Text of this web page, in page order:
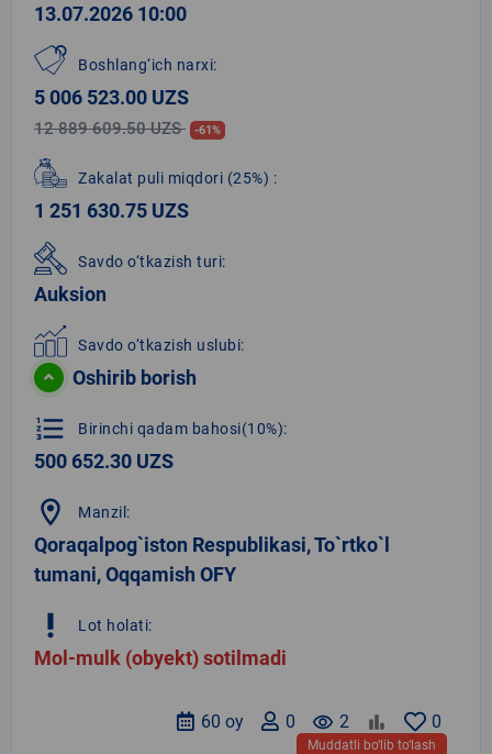
13.07.2026 10:00
Boshlang‘ich narxi:
5 006 523.00 UZS
12 889 609.50 UZS -61%
Zakalat puli miqdori (25%) :
1 251 630.75 UZS
Savdo o‘tkazish turi:
Auksion
Savdo o‘tkazish uslubi:
Oshirib borish
format_list_numbered Birinchi qadam bahosi(10%):
500 652.30 UZS
location_on Manzil:
Qoraqalpog`iston Respublikasi, To`rtko`l
tumani, Oqqamish OFY
priority_high Lot holati:
Mol-mulk (obyekt) sotilmadi
0
remove_red_eye 2
0
60 oy
Muddatli bo‘lib to‘lash